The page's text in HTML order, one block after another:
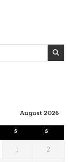
August 2026
S S
1
2